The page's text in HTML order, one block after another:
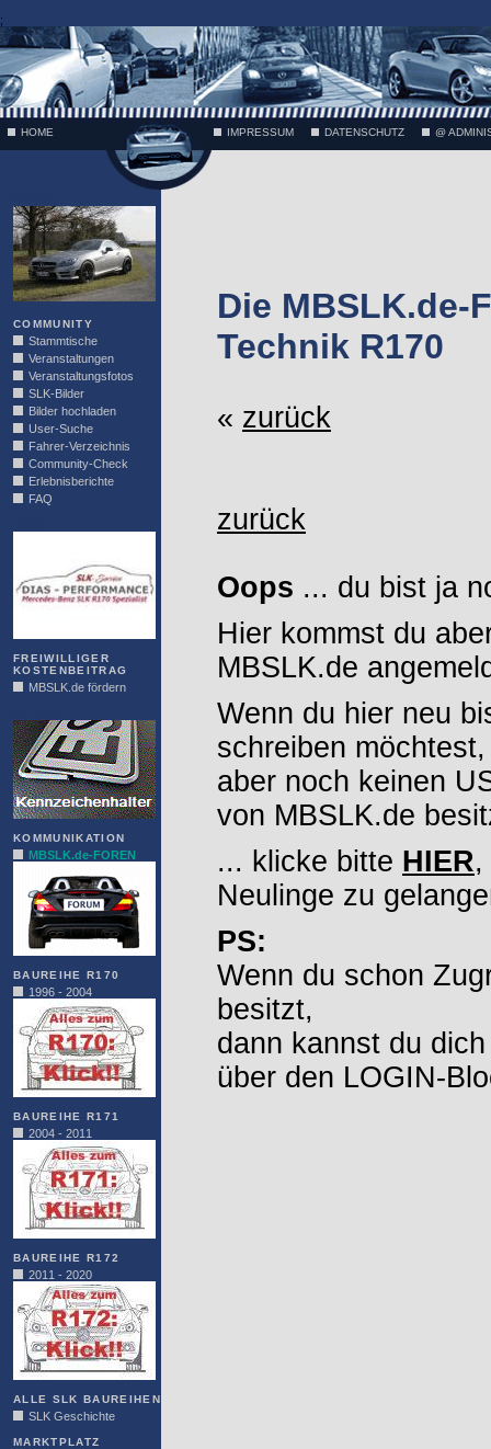
;
HOME IMPRESSUM DATENSCHUTZ @
COMMUNITY
Stammtische
Veranstaltungen
Veranstaltungsfotos
SLK-Bilder
Bilder hochladen
User-Suche
Fahrer-Verzeichnis
Community-Check
Erlebnisberichte
FAQ
FREIWILLIGER
KOSTENBEITRAG
MBSLK.de fördern
KOMMUNIKATION
MBSLK.de-FOREN
BAUREIHE R170
1996 - 2004
BAUREIHE R171
2004 - 2011
BAUREIHE R172
2011 - 2020
ALLE SLK BAUREIHEN
SLK Geschichte
MARKTPLATZ
Die MBSLK.de-
Technik R170
« zurück
zurück
Oops ... du bist ja
Hier kommst du
MBSLK.de
Wenn du hier neu
schreiben möchtest,
aber noch keinen
von MBSLK.de
... klicke bitte HIER,
Neulinge zu
PS:
Wenn du schon
besitzt,
dann kannst du
über den LOGIN-